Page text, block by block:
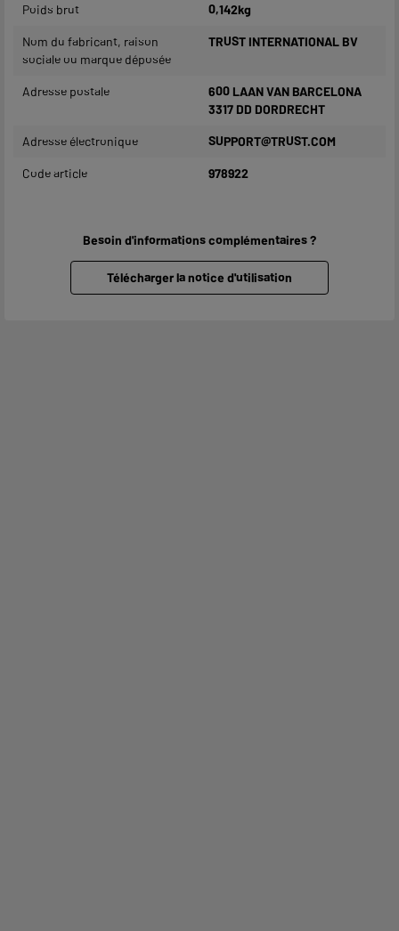
Poids brut 0,142kg
Nom du fabricant, raison
sociale ou marque déposée
TRUST INTERNATIONAL BV
Adresse postale
600 LAAN VAN BARCELONA
3317 DD DORDRECHT
Adresse électronique SUPPORT@TRUST.COM
Code article 978922
Besoin d'informations complémentaires ?
Télécharger la notice d'utilisation